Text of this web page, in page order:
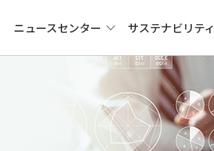
ニュースセンター サステナビリティ